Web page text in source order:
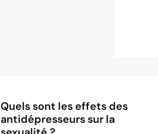
Quels sont les effets des
antidépresseurs sur la